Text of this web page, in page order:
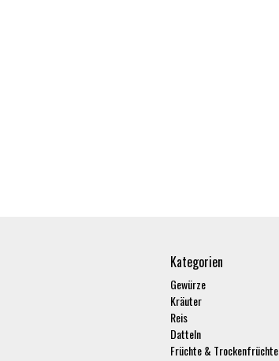
Kategorien
Gewürze
Kräuter
Reis
Datteln
Früchte & Trockenfrüchte